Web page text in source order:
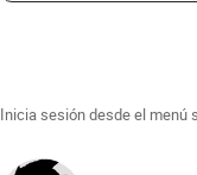
Inicia sesión desde el menú